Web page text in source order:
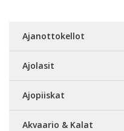
Ajanottokellot
Ajolasit
Ajopiiskat
Akvaario & Kalat